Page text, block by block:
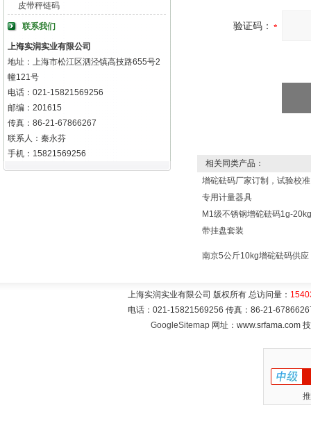
皮带秤链码
联系我们
上海实润实业有限公司
地址：上海市松江区泗泾镇高技路655号2
幢121号
电话：021-15821569256
邮编：201615
传真：86-21-67866267
联系人：秦永芬
手机：15821569256
验证码：
相关同类产品：
增砣砝码厂家订制，试验校准
专用计量器具
M1级不锈钢增砣砝码1g-20kg
带挂盘套装
南京5公斤10kg增砣砝码供应
上海实润实业有限公司 版权所有 总访问量：
电话：021-15821569256 传真：86-21-
GoogleSitemap网址：www.srfama.com